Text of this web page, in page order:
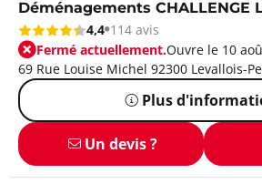
Déménagements CHALLENGE
4,4 114 avis
Fermé actuellement.Ouvre le 10
69 Rue Louise Michel 92300 Levallois-
Plus
Un devis ?